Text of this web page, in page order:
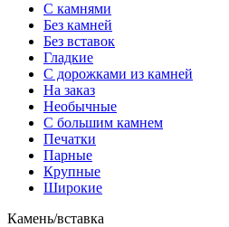
С камнями
Без камней
Без вставок
Гладкие
С дорожками из камней
На заказ
Необычные
С большим камнем
Печатки
Парные
Крупные
Широкие
Камень/вставка